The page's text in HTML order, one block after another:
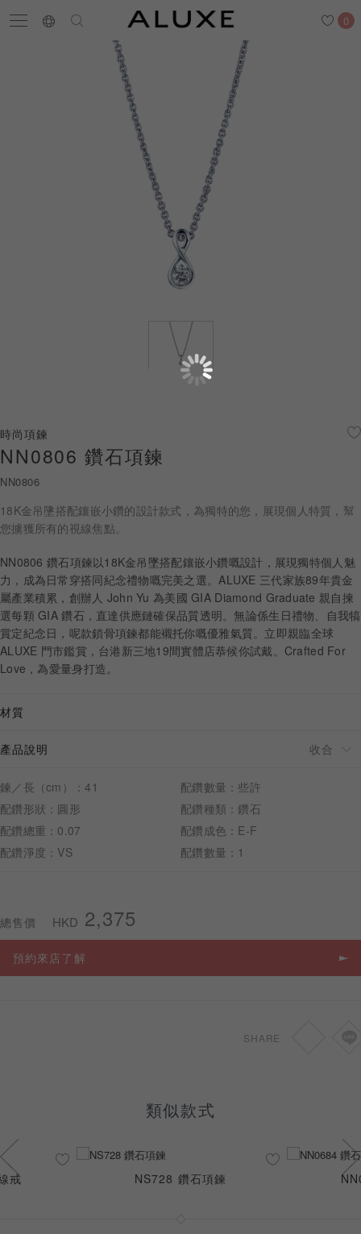
0
門市一覽
黃金金飾
關於ALUXE
嚴選鑽石
最新消息
婚禮護照
線上購物
預約來店
時尚項鍊
NN0806 鑽石項鍊
NN0806
18K金吊墬搭配鑲嵌小鑽的設計款式，為獨特的您，展現個人特質，幫
您擄獲所有的視線焦點。
NN0806 鑽石項鍊以18K金吊墜搭配鑲嵌小鑽嘅設計，展現獨特個人魅
力，成為日常穿搭同紀念禮物嘅完美之選。ALUXE 三代家族89年貴金
屬產業積累，創辦人 John Yu 為美國 GIA Diamond Graduate 親自揀
選每顆 GIA 鑽石，直達供應鏈確保品質透明。無論係生日禮物、自我犒
賞定紀念日，呢款鎖骨項鍊都能襯托你嘅優雅氣質。立即親臨全球
ALUXE 門市鑑賞，台港新三地19間實體店恭候你試戴。Crafted For
Love，為愛量身打造。
材質
產品說明
鍊／長（cm）：41
配鑽數量：些許
配鑽形狀：圓形
配鑽種類：鑽石
配鑽總重：0.07
配鑽成色：E-F
配鑽淨度：VS
配鑽數量：1
總售價 HKD 2,375
預約來店了解
SHARE
類似款式
戒 NS728 鑽石項鍊